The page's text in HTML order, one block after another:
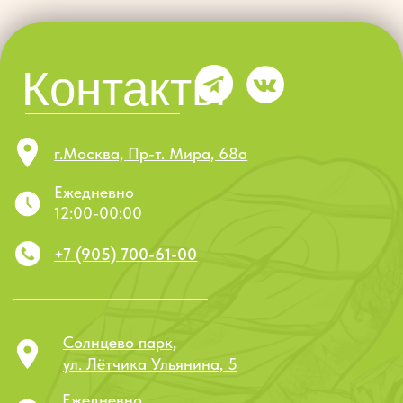
Политика в отношении обработки персональных данных